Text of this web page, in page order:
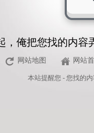
，俺把您找的内容
网站地图 网站
本站提醒您 - 您找的